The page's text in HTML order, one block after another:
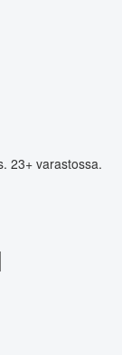
23+ varastossa.